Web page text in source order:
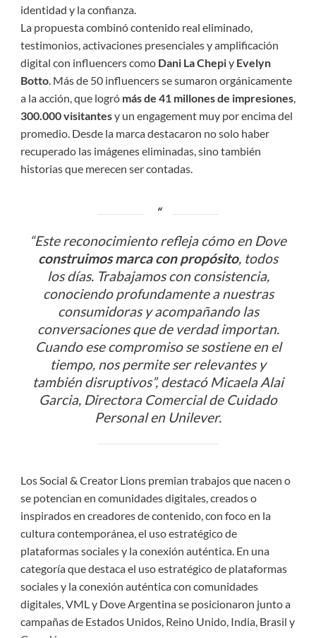
identidad y la confianza.
La propuesta combinó contenido real eliminado,
testimonios, activaciones presenciales y amplificación
digital con influencers como Dani La Chepiy Evelyn
Botto. Más de 50 influencers se sumaron orgánicamente
a la acción, que logró más de 41 millones de impresiones,
300.000 visitantesy un engagement muy por encima del
promedio. Desde la marca destacaron no solo haber
recuperado las imágenes eliminadas, sino también
historias que merecen ser contadas.
“Este reconocimiento refleja cómo en Dove
construimos marca con propósito, todos
los días. Trabajamos con consistencia,
conociendo profundamente a nuestras
consumidoras y acompañando las
conversaciones que de verdad importan.
Cuando ese compromiso se sostiene en el
tiempo, nos permite ser relevantes y
también disruptivos”, destacó Micaela Alai
Garcia, Directora Comercial de Cuidado
Personal en Unilever.
Los Social & Creator Lions premian trabajos que nacen o
se potencian en comunidades digitales, creados o
inspirados en creadores de contenido, con foco en la
cultura contemporánea, el uso estratégico de
plataformas sociales y la conexión auténtica. En una
categoría que destaca el uso estratégico de plataformas
sociales y la conexión auténtica con comunidades
digitales, VML y Dove Argentina se posicionaron junto a
campañas de Estados Unidos, Reino Unido, India, Brasil y